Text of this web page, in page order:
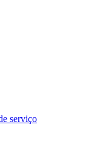
serviço